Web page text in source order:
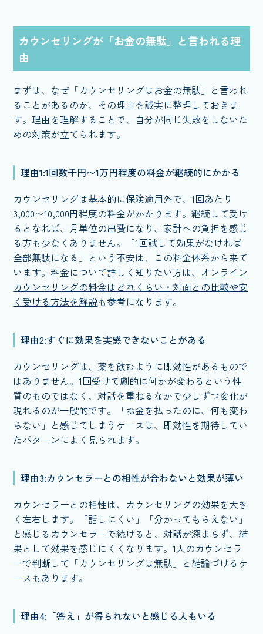
カウンセリングが「お金の無駄」と言われる理
由
まずは、なぜ「カウンセリングはお金の無駄」と言われ
ることがあるのか、その理由を誠実に整理しておきま
す。理由を理解することで、自分が同じ失敗をしないた
めの対策が立てられます。
理由1:1回数千円〜1万円程度の料金が継続的にかかる
カウンセリングは基本的に保険適用外で、1回あたり
3,000〜10,000円程度の料金がかかります。継続して受け
るとなれば、月単位の出費になり、家計への負担を感じ
る方も少なくありません。「1回試して効果がなければ
全部無駄になる」という不安は、この料金体系から来て
います。料金について詳しく知りたい方は、 オンライン
カウンセリングの料金はどれくらい・対面との比較や安
く受ける方法を解説も参考になります。
理由2:すぐに効果を実感できないことがある
カウンセリングは、薬を飲むように即効性があるもので
はありません。1回受けて劇的に何かが変わるという性
質のものではなく、対話を重ねるなかで少しずつ変化が
現れるのが一般的です。「お金を払ったのに、何も変わ
らない」と感じてしまうケースは、即効性を期待してい
たパターンによく見られます。
理由3:カウンセラーとの相性が合わないと効果が薄い
カウンセラーとの相性は、カウンセリングの効果を大き
く左右します。「話しにくい」「分かってもらえない」
と感じるカウンセラーで続けると、対話が深まらず、結
果として効果を感じにくくなります。1人のカウンセラ
ーで判断して「カウンセリングは無駄」と結論づけるケ
ースもあります。
理由4:「答え」が得られないと感じる人もいる